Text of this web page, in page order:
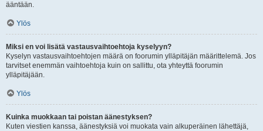
ääntään.
Ylös
Miksi en voi lisätä vastausvaihtoehtoja kyselyyn?
Kyselyn vastausvaihtoehtojen määrä on foorumin ylläpitäjän määrittelemä. Jos
tarvitset enemmän vaihtoehtoja kuin on sallittu, ota yhteyttä foorumin
ylläpitäjään.
Ylös
Kuinka muokkaan tai poistan äänestyksen?
Kuten viestien kanssa, äänestyksiä voi muokata vain alkuperäinen lähettäjä,